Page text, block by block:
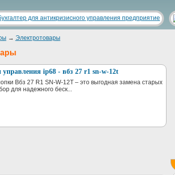
→ Электротовары
ip68 - вбз 27 r1 sn-w-12t
Вбз 27 R1 SN-W-12T – это выгодная замена старых
для надежного беск...